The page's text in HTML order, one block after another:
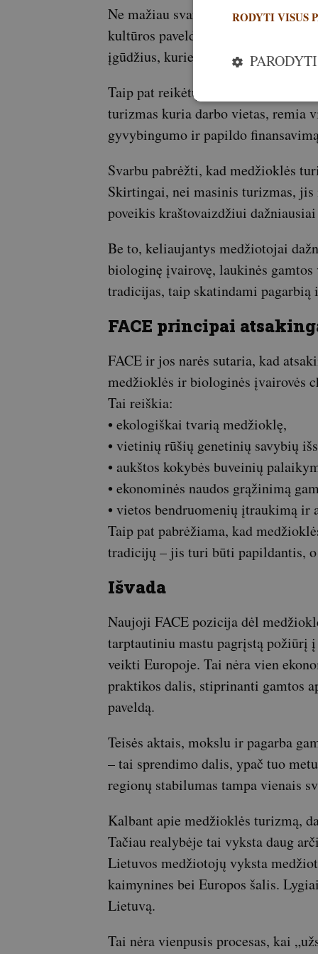
Ne mažiau svarbus ir kultūrinis
kultūros paveldo dalis. Medžioklės
įgūdžius, kurie, kitu atveju, kai
Taip pat reikėtų paminėti
turizmas kuria darbo vietas, remia
gyvybingumo ir papildo
Svarbu pabrėžti, kad medžioklės
Skirtingai, nei masinis turizmas,
poveikis kraštovaizdžiui
Be to, keliaujantys medžiotojai
biologinę įvairovę, laukinės
tradicijas, taip skatindami
FACE principai
FACE ir jos narės sutaria, kad
medžioklės ir biologinės įvairovės
Tai reiškia:
• ekologiškai tvarią medžioklę,
• vietinių rūšių genetinių savybių
• aukštos kokybės buveinių
• ekonominės naudos grąžinimą
• vietos bendruomenių įtraukimą ir
Taip pat pabrėžiama, kad
tradicijų – jis turi būti papildantis,
Išvada
Naujoji FACE pozicija dėl
tarptautiniu mastu pagrįstą
veikti Europoje. Tai nėra vien
praktikos dalis, stiprinanti gamtos
paveldą.
Teisės aktais, mokslu ir pagarba
– tai sprendimo dalis, ypač tuo
regionų stabilumas tampa vienais
Kalbant apie medžioklės turizmą,
Tačiau realybėje tai vyksta daug
Lietuvos medžiotojų vyksta
kaimynines bei Europos šalis.
Lietuvą.
Tai nėra vienpusis procesas, kai
RODYTI VISUS